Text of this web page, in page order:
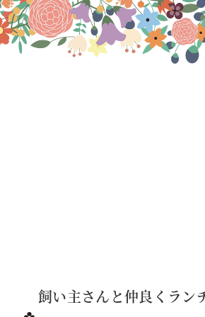
飼い主さんと仲良くラン